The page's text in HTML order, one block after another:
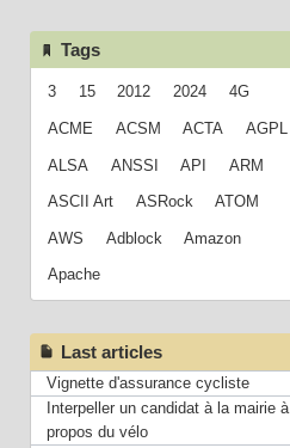
Tags
3 15 2012 2024 4G
ACME ACSM ACTA AGPL
ALSA ANSSI API ARM
ASCII Art ASRock ATOM
AWS Adblock Amazon
Apache
Last articles
Vignette d'assurance cycliste
Interpeller un candidat à la mairie à
propos du vélo